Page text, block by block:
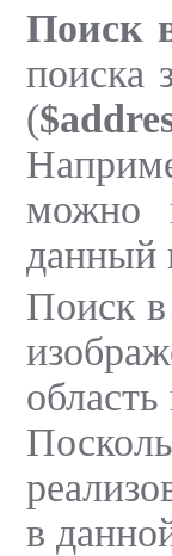
Поиск
поиска
(
можно
данный
Поиск в
в